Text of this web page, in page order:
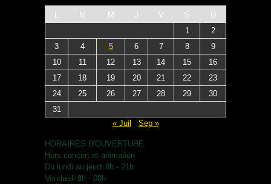
L M M J V S
D
1
2
3
4 5 6 7 8
9
10
11 12 13 14 15
16
17
18 19 20 21 22
23
24
25 26 27 28 29
30
31
« Juil
Sep »
HORAIRES D'OUVERTURE
Hors concert et animation
Du lundi au jeudi 8h - 21h
Vendredi 8h - 00h